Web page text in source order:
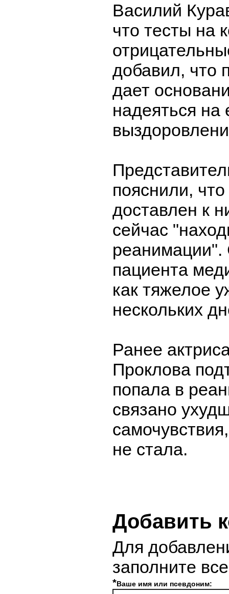
Василий
что тесты на
добавил, что
дает
надеяться на
пояснили,
доставлен к
сейчас
реанимации".
пациента
как тяжелое
нескольких
Ранее
Проклова
попала в
связано
не стала.
Добавить
Для
заполните
*Ваше имя или псевдоним: